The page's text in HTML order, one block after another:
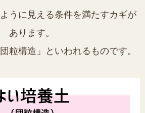
うに見える条件を満たすカギが
あります。
粒構造」といわれるものです。